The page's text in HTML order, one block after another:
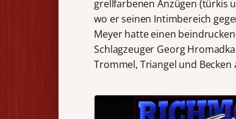
grellfarbenen Anzügen (türkis
wo er seinen Intimbereich
Meyer hatte einen
Schlagzeuger Georg
Trommel, Triangel und Becken